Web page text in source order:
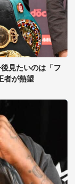
見たいのは「フ
者が熱望